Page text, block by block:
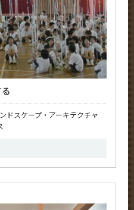
ドスケープ・アーキテクチャ